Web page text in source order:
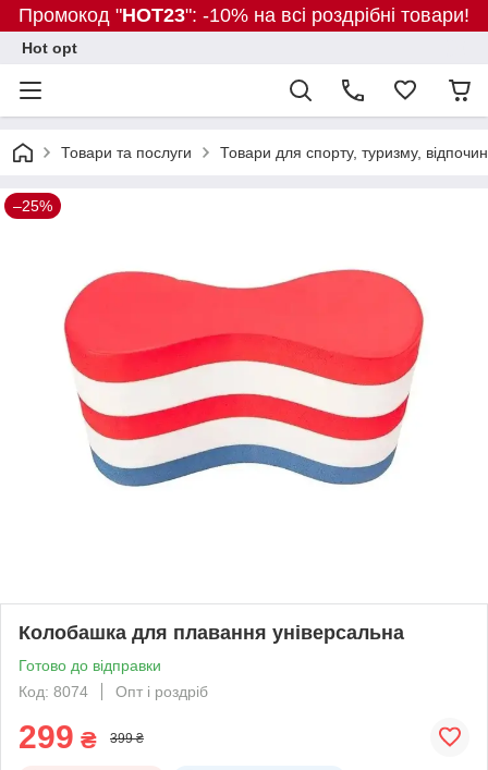
Промокод "HOT23": -10% на всі роздрібні товари!
Hot opt
Товари та послуги Товари для спорту, туризму,
–25%
Колобашка для плавання універсальна
Готово до відправки
Код: 8074
Опт і роздріб
299 ₴ 399 ₴